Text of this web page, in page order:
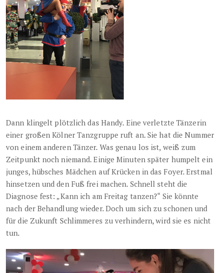
Dann klingelt plötzlich das Handy. Eine verletzte Tänzerin
einer großen Kölner Tanzgruppe ruft an. Sie hat die Nummer
von einem anderen Tänzer. Was genau los ist, weiß zum
Zeitpunkt noch niemand. Einige Minuten später humpelt ein
junges, hübsches Mädchen auf Krücken in das Foyer. Erstmal
hinsetzen und den Fuß frei machen. Schnell steht die
Diagnose fest: „Kann ich am Freitag tanzen?“ Sie könnte
nach der Behandlung wieder. Doch um sich zu schonen und
für die Zukunft Schlimmeres zu verhindern, wird sie es nicht
tun.